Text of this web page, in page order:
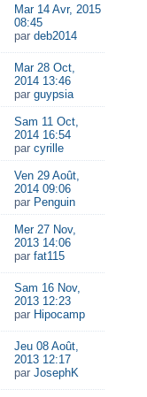
Mar 14 Avr, 2015
08:45
par deb2014
Mar 28 Oct,
2014 13:46
par guypsia
Sam 11 Oct,
2014 16:54
par cyrille
Ven 29 Août,
2014 09:06
par Penguin
Mer 27 Nov,
2013 14:06
par fat115
Sam 16 Nov,
2013 12:23
par Hipocamp
Jeu 08 Août,
2013 12:17
par JosephK